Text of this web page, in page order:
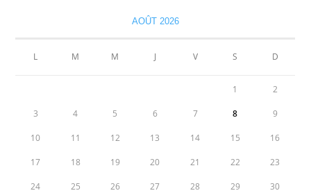
AOÛT 2026
L M M J V S D
1 2
3 4 5 6 7 8 9
10 11 12 13 14 15 16
17 18 19 20 21 22 23
24 25 26 27 28 29 30